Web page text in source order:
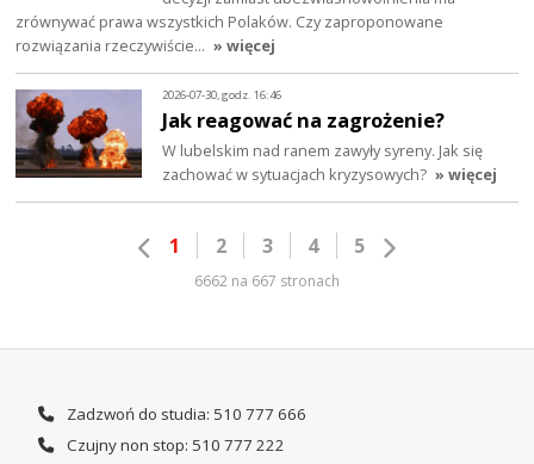
zrównywać prawa wszystkich Polaków. Czy zaproponowane
rozwiązania rzeczywiście… » więcej
2026-07-30, godz. 16:46
Jak reagować na zagrożenie?
W lubelskim nad ranem zawyły syreny. Jak się
zachować w sytuacjach kryzysowych? » więcej
1 2 3 4 5
6662 na 667 stronach
Zadzwoń do studia: 510 777 666
Czujny non stop: 510 777 222